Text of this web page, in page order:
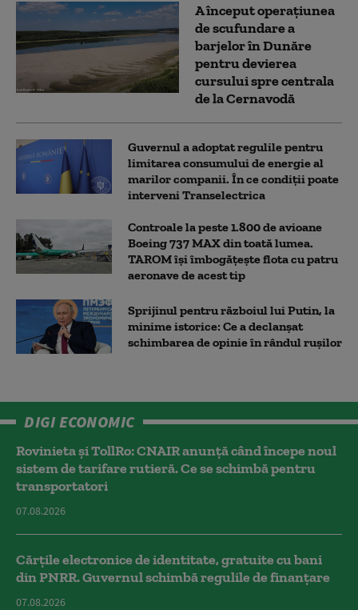
A început operațiunea
de scufundare a
barjelor în Dunăre
pentru devierea
cursului spre centrala
de la Cernavodă
Guvernul a adoptat regulile pentru
limitarea consumului de energie al
marilor companii. În ce condiții poate
interveni Transelectrica
Controale la peste 1.800 de avioane
Boeing 737 MAX din toată lumea.
TAROM își îmbogățește flota cu patru
aeronave de acest tip
Sprijinul pentru războiul lui Putin, la
minime istorice: Ce a declanșat
schimbarea de opinie în rândul rușilor
DIGI ECONOMIC
Rovinieta și TollRo: CNAIR anunță când începe noul
sistem de tarifare rutieră. Ce se schimbă pentru
transportatori
07.08.2026
Cărțile electronice de identitate, gratuite cu bani
din PNRR. Guvernul schimbă regulile de finanțare
07.08.2026